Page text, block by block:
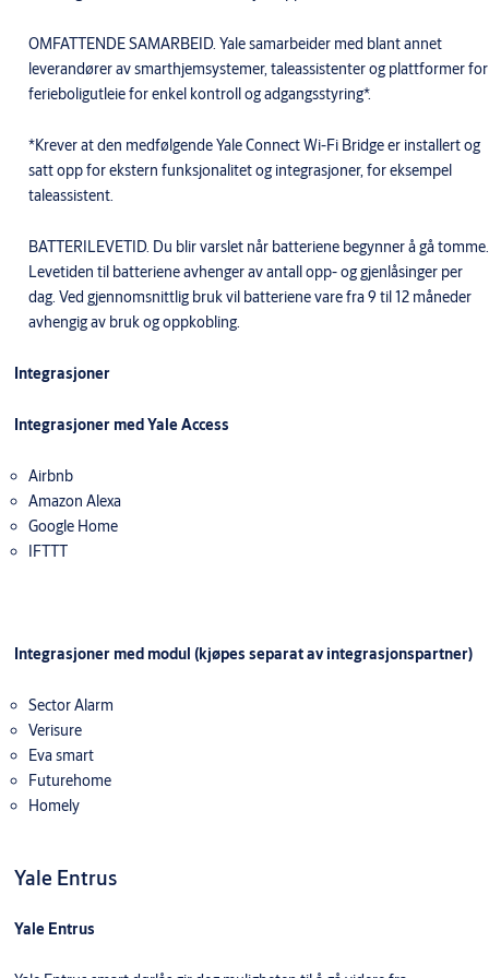
OMFATTENDE SAMARBEID. Yale samarbeider med blant annet
leverandører av smarthjemsystemer, taleassistenter og plattformer for
ferieboligutleie for enkel kontroll og adgangsstyring*.
*Krever at den medfølgende Yale Connect Wi-Fi Bridge er installert og
satt opp for ekstern funksjonalitet og integrasjoner, for eksempel
taleassistent.
BATTERILEVETID. Du blir varslet når batteriene begynner å gå tomme.
Levetiden til batteriene avhenger av antall opp- og gjenlåsinger per
dag. Ved gjennomsnittlig bruk vil batteriene vare fra 9 til 12 måneder
avhengig av bruk og oppkobling.
Integrasjoner
Integrasjoner med Yale Access
Airbnb
Amazon Alexa
Google Home
IFTTT
Integrasjoner med modul (kjøpes separat av integrasjonspartner)
Sector Alarm
Verisure
Eva smart
Futurehome
Homely
Yale Entrus
Yale Entrus